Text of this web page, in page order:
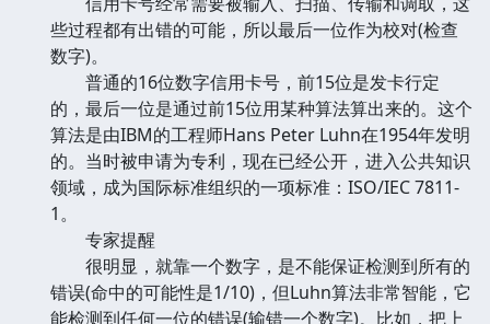
些过程都有出错的可能，所以最后一位作为校对(检查
数字)。
普通的16位数字信用卡号，前15位是发卡行定
的，最后一位是通过前15位用某种算法算出来的。这个
算法是由IBM的工程师Hans Peter Luhn在1954年发明
的。当时被申请为专利，现在已经公开，进入公共知识
领域，成为国际标准组织的一项标准：ISO/IEC 7811-
1。
专家提醒
很明显，就靠一个数字，是不能保证检测到所有的
错误(命中的可能性是1/10)，但Luhn算法非常智能，它
能检测到任何一位的错误(输错一个数字)。比如，把上